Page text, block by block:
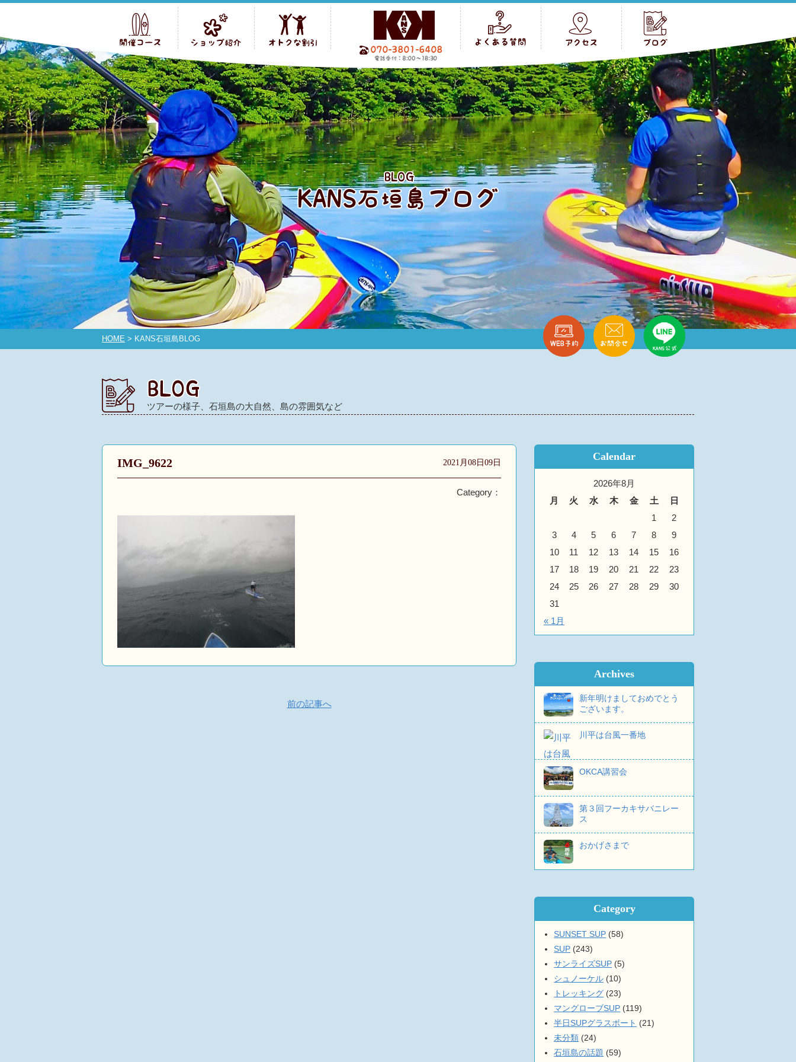
HOME > KANS石垣島BLOG
ツアーの様子、石垣島の大自然、島の雰囲気など
IMG_9622 2021月08日09日
Category：
前の記事へ
Calendar
2026年8月
月
火 水 木 金 土
日
1
2
3
4 5 6 7 8
9
10
11 12 13 14 15
16
17
18 19 20 21 22
23
24
25 26 27 28 29
30
31
« 1月
Archives
新年明けましておめでとう
ございます。
川平は台風一番地
OKCA講習会
第３回フーカキサバニレー
ス
おかげさまで
Category
SUNSET SUP (58)
SUP (243)
サンライズSUP (5)
シュノーケル (10)
トレッキング (23)
マングローブSUP (119)
半日SUPグラスボート (21)
未分類 (24)
石垣島の話題 (59)